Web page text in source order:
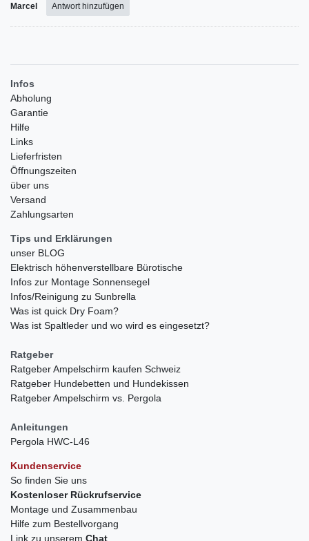
Marcel Antwort hinzufügen
Infos
Abholung
Garantie
Hilfe
Links
Lieferfristen
Öffnungszeiten
über uns
Versand
Zahlungsarten
Tips und Erklärungen
unser BLOG
Elektrisch höhenverstellbare Bürotische
Infos zur Montage Sonnensegel
Infos/Reinigung zu Sunbrella
Was ist quick Dry Foam?
Was ist Spaltleder und wo wird es eingesetzt?
Ratgeber
Ratgeber Ampelschirm kaufen Schweiz
Ratgeber Hundebetten und Hundekissen
Ratgeber Ampelschirm vs. Pergola
Anleitungen
Pergola HWC-L46
Kundenservice
So finden Sie uns
Kostenloser Rückrufservice
Montage und Zusammenbau
Hilfe zum Bestellvorgang
Link zu unserem Chat